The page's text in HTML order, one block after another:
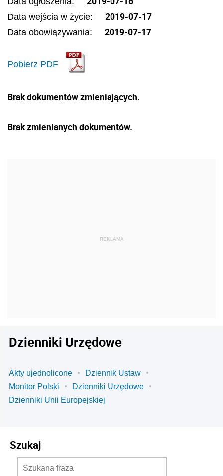
Data wejścia w życie: 2019-07-17
Data obowiązywania: 2019-07-17
Pobierz PDF
Brak dokumentów zmieniających.
Brak zmienianych dokumentów.
Dzienniki Urzędowe
Akty ujednolicone
Dziennik Ustaw
Monitor Polski
Dzienniki Urzędowe
Dzienniki Unii Europejskiej
Szukaj